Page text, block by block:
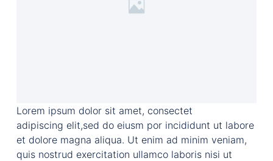
Lorem ipsum dolor sit amet, consectet
adipiscing elit,sed do eiusm por incididunt ut labore
et dolore magna aliqua. Ut enim ad minim veniam,
quis nostrud exercitation ullamco laboris nisi ut